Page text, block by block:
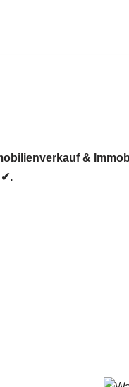
&
✔.